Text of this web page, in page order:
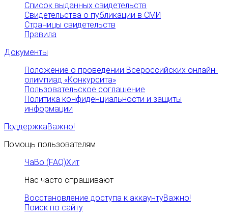
Список выданных свидетельств
Свидетельства о публикации в СМИ
Страницы свидетельств
Правила
Документы
Положение о проведении Всероссийских онлайн-
олимпиад «Конкурсита»
Пользовательское соглашение
Политика конфиденциальности и защиты
информации
ПоддержкаВажно!
Помощь пользователям
ЧаВо (FAQ)Хит
Нас часто спрашивают
Восстановление доступа к аккаунтуВажно!
Поиск по сайту